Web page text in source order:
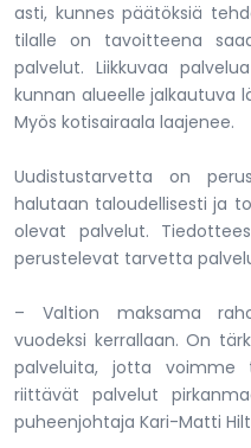
asti, kunnes päätöksiä
tilalle on tavoitteena
palvelut. Liikkuvaa
kunnan alueelle jalkautuva
Myös kotisairaala laajenee.
Uudistustarvetta on
halutaan taloudellisesti ja
olevat palvelut.
perustelevat tarvetta
– Valtion maksama
vuodeksi kerrallaan. On
palveluita, jotta voimme
riittävät palvelut
puheenjohtaja Kari-Matti